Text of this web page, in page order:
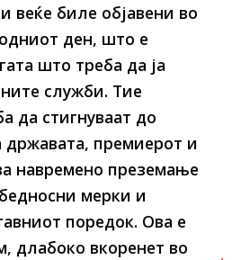
веќе биле објавени во
ден, што е
што треба да ја
служби. Тие
да стигнуваат до
државата, премиерот и
навремено преземање
мерки и
поредок. Ова е
длабоко вкоренет во